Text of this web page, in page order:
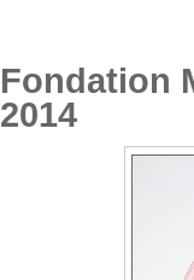
Fondation
2014